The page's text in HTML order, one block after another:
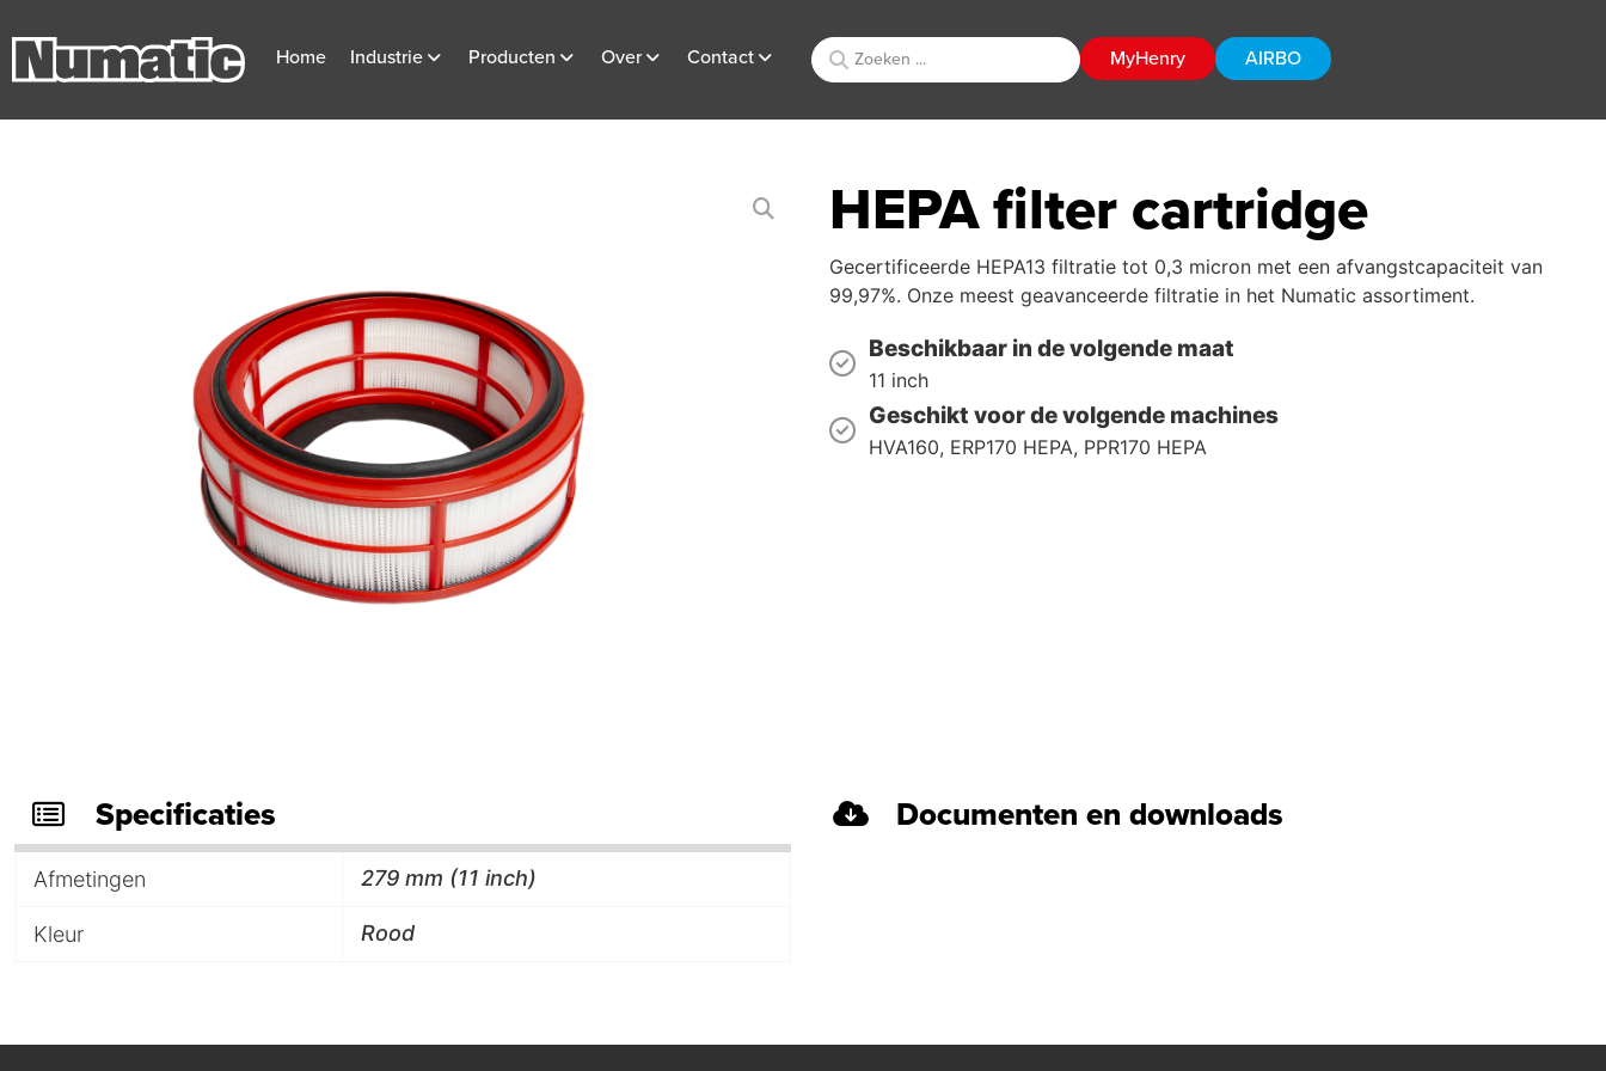
Home Industrie Producten Over Contact MyHenry AIRBO
HEPA filter cartridge
Gecertificeerde HEPA13 filtratie tot 0,3 micron met een afvangstcapaciteit van
99,97%.​ Onze meest geavanceerde filtratie in het Numatic assortiment.
Beschikbaar in de volgende maat
11 inch
Geschikt voor de volgende machines
HVA160, ERP170 HEPA, PPR170 HEPA
Specificaties
Afmetingen 279 mm (11 inch)
Kleur Rood
Documenten en downloads